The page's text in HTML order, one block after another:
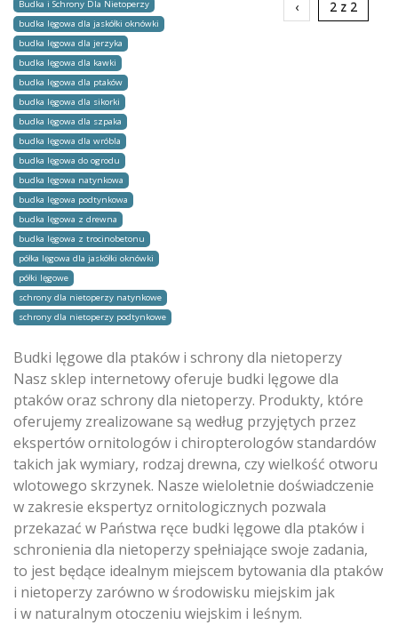
‹ 2 z 2
Budka i Schrony Dla Nietoperzy
budka lęgowa dla jaskółki oknówki
budka lęgowa dla jerzyka
budka lęgowa dla kawki
budka lęgowa dla ptaków
budka lęgowa dla sikorki
budka lęgowa dla szpaka
budka lęgowa dla wróbla
budka lęgowa do ogrodu
budka lęgowa natynkowa
budka lęgowa podtynkowa
budka lęgowa z drewna
budka lęgowa z trocinobetonu
półka lęgowa dla jaskółki oknówki
półki lęgowe
schrony dla nietoperzy natynkowe
schrony dla nietoperzy podtynkowe
Budki lęgowe dla ptaków i schrony dla nietoperzy
Nasz sklep internetowy oferuje budki lęgowe dla
ptaków oraz schrony dla nietoperzy. Produkty, które
oferujemy zrealizowane są według przyjętych przez
ekspertów ornitologów i chiropterologów standardów
takich jak wymiary, rodzaj drewna, czy wielkość otworu
wlotowego skrzynek. Nasze wieloletnie doświadczenie
w zakresie ekspertyz ornitologicznych pozwala
przekazać w Państwa ręce budki lęgowe dla ptaków i
schronienia dla nietoperzy spełniające swoje zadania,
to jest będące idealnym miejscem bytowania dla ptaków
i nietoperzy zarówno w środowisku miejskim jak
i w naturalnym otoczeniu wiejskim i leśnym.